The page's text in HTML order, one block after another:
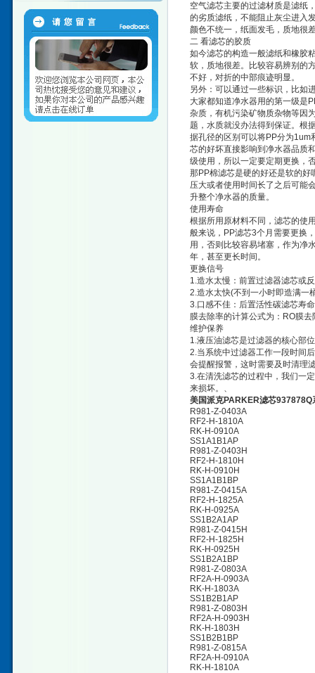
空气滤芯主要的过滤材质是滤纸
的劣质滤纸，不能阻止灰尘进入
颜色不统一，纸面发毛，质地很
二 看滤芯的胶质
如今滤芯的构造一般滤纸和橡胶
软，质地很差。比较容易辨别的
不好，对折的中部痕迹明显。
另外：可以通过一些标识，比如
大家都知道净水器用的第一级是
杂质，有机污染矿物质杂物等因
题，水质就没办法得到保证。根
据孔径的区别可以将PP分为
芯的好坏直接影响到净水器品质
级使用，所以一定要定期更换，
那PP棉滤芯是硬的好还是软的好
压大或者使用时间长了之后可能
升整个净水器的质量。
使用寿命
根据所用原材料不同，滤芯的使
般来说，PP滤芯3个月需要更换
用，否则比较容易堵塞，作为净
年，甚至更长时间。
更换信号
1.造水太慢：前置过滤器滤芯或
2.造水太快(不到一小时即造满一
3.口感不佳：后置活性碳滤芯寿
膜去除率的计算公式为：RO膜
维护保养
1.液压油滤芯是过滤器的核心部
2.当系统中过滤器工作一段时间
会提醒报警，这时需要及时清理
3.在清洗滤芯的过程中，我们一
来损坏。、
美国派克PARKER滤芯937878Q
R981-Z-0403A
RF2-H-1810A
RK-H-0910A
SS1A1B1AP
R981-Z-0403H
RF2-H-1810H
RK-H-0910H
SS1A1B1BP
R981-Z-0415A
RF2-H-1825A
RK-H-0925A
SS1B2A1AP
R981-Z-0415H
RF2-H-1825H
RK-H-0925H
SS1B2A1BP
R981-Z-0803A
RF2A-H-0903A
RK-H-1803A
SS1B2B1AP
R981-Z-0803H
RF2A-H-0903H
RK-H-1803H
SS1B2B1BP
R981-Z-0815A
RF2A-H-0910A
RK-H-1810A